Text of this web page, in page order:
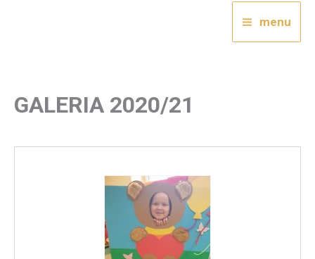
menu
GALERIA 2020/21